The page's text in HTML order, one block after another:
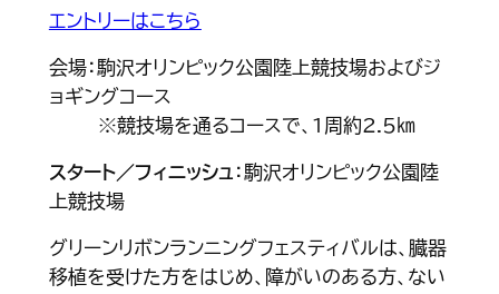
エントリーはこちら
会場：駒沢オリンピック公園陸上競技場およびジ
ョギングコース
※競技場を通るコースで、1周約2.5㎞
スタート／フィニッシュ ：駒沢オリンピック公園陸
上競技場
グリーンリボンランニングフェスティバルは、臓器
移植を受けた方をはじめ、障がいのある方、ない